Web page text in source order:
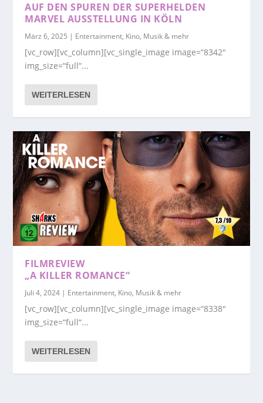
AUF DEN SPUREN DER SUPERHELDEN
MARVEL AUSSTELLUNG IN KÖLN
März 6, 2025 | Entertainment, Kino, Musik & mehr
[vc_row][vc_column][vc_single_image image=“8342″
img_size=“full“...
WEITERLESEN
FILMREVIEW
„A KILLER ROMANCE“
Juli 4, 2024 | Entertainment, Kino, Musik & mehr
[vc_row][vc_column][vc_single_image image=“8338″
img_size=“full“...
WEITERLESEN